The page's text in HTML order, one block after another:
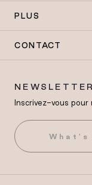
PLUS
CONTACT
NEWSLETTER
Inscrivez-vous